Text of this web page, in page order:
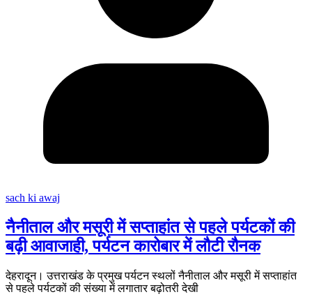
sach ki awaj
नैनीताल और मसूरी में सप्ताहांत से पहले पर्यटकों की
बढ़ी आवाजाही, पर्यटन कारोबार में लौटी रौनक
देहरादून। उत्तराखंड के प्रमुख पर्यटन स्थलों नैनीताल और मसूरी में सप्ताहांत
से पहले पर्यटकों की संख्या में लगातार बढ़ोतरी देखी